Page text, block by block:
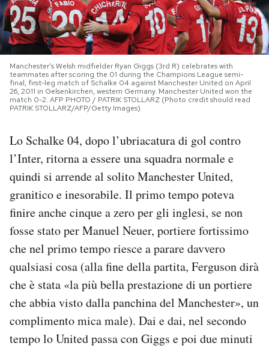
PODCAST
NEWSLETTER
I MIEI PREFERITI
SHOP
CALENDARIO
AREA PERSONALE
Area Personale
Newsletter
Regala il Post
Hai bisogno di aiuto?
Esci
Manchester's Welsh midfielder Ryan Giggs (3rd R) celebrates with
teammates after scoring the 01 during the Champions League semi-
final, first-leg match of Schalke 04 against Manchester United on April
26, 2011 in Gelsenkirchen, western Germany. Manchester United won the
match 0-2. AFP PHOTO / PATRIK STOLLARZ (Photo credit should read
PATRIK STOLLARZ/AFP/Getty Images)
Lo Schalke 04, dopo l’ubriacatura di gol contro
l’Inter, ritorna a essere una squadra normale e
quindi si arrende al solito Manchester United,
granitico e inesorabile. Il primo tempo poteva
finire anche cinque a zero per gli inglesi, se non
fosse stato per Manuel Neuer, portiere fortissimo
che nel primo tempo riesce a parare davvero
qualsiasi cosa (alla fine della partita, Ferguson dirà
che è stata «la più bella prestazione di un portiere
che abbia visto dalla panchina del Manchester», un
complimento mica male). Dai e dai, nel secondo
tempo lo United passa con Giggs e poi due minuti